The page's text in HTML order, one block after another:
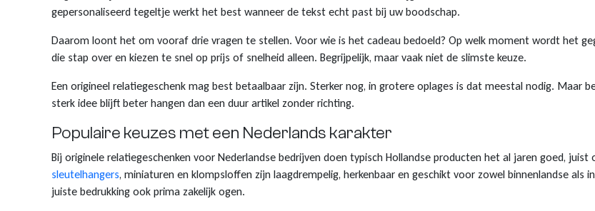
gepersonaliseerd tegeltje werkt het best wanneer de tekst echt past bij uw boodschap.
Daarom loont het om vooraf drie vragen te stellen. Voor wie is het cadeau bedoeld? Op welk moment wordt het
die stap over en kiezen te snel op prijs of snelheid alleen. Begrijpelijk, maar vaak niet de slimste keuze.
Een origineel relatiegeschenk mag best betaalbaar zijn. Sterker nog, in grotere oplages is dat meestal nodig. Maar
sterk idee blijft beter hangen dan een duur artikel zonder richting.
Populaire keuzes met een Nederlands karakter
Bij originele relatiegeschenken voor Nederlandse bedrijven doen typisch Hollandse producten het al jaren goed,
sleutelhangers, miniaturen en klompsloffen zijn laagdrempelig, herkenbaar en geschikt voor zowel binnenlandse
juiste bedrukking ook prima zakelijk ogen.